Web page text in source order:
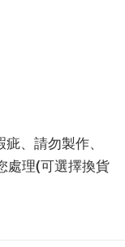
、請勿製作、
處理(可選擇換貨